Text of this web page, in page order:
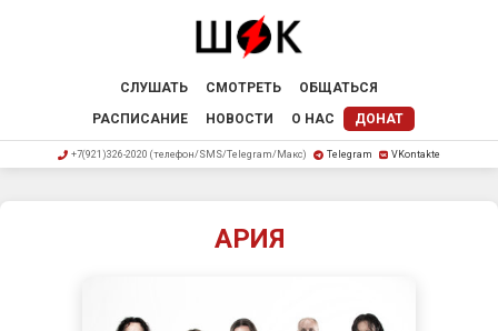
СЛУШАТЬ СМОТРЕТЬ
ОБЩАТЬСЯ
РАСПИСАНИЕ
НОВОСТИ О НАС ДОНАТ
+7(921)326-2020 (телефон/SMS/Telegram/Макс) Telegram VKontakte
АРИЯ